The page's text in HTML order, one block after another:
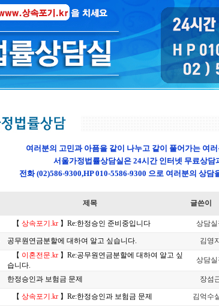
여러분의 고민과 아픔을 같이 나누고 같이 풀어가는 여러
서울가정법률상담실은 24시간 인터넷 무료상담
전화 (02)586-9300,HP 010-5586-9300 으로 여러분의 상담
제목 글쓴이
【 상속포기.kr 】Re:한정승인 준비중입니다 상담
공무원연금분할에 대하여 알고 싶습니다. 김영
【 이혼전문.kr 】Re:공무원연금분할에 대하여 알고 싶
습니다.
상담
한정승인과 보험금 문제 장섬
【 상속포기.kr 】Re:한정승인과 보험금 문제 김억수